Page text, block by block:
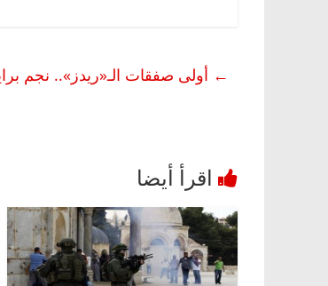
← أولى صفقات الـ«ريدز».. نجم
قانوني دافع عن
26 يناير، 2026
وحيداً على أبواب